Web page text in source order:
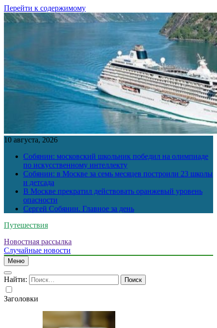
Перейти к содержимому
10 августа, 2026
Собянин: московский школьник победил на олимпиаде
по искусственному интеллекту
Собянин: в Москве за семь месяцев построили 23 школы
и детсада
В Москве прекратил действовать оранжевый уровень
опасности
Сергей Собянин. Главное за день
Путешествия
Новостная рассылка
Случайные новости
Меню
Найти:
Заголовки